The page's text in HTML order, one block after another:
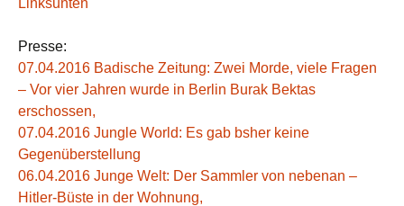
Linksunten
Presse:
07.04.2016 Badische Zeitung: Zwei Morde, viele Fragen
– Vor vier Jahren wurde in Berlin Burak Bektas
erschossen,
07.04.2016 Jungle World: Es gab bsher keine
Gegenüberstellung
06.04.2016 Junge Welt: Der Sammler von nebenan –
Hitler-Büste in der Wohnung,